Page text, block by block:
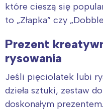
które cieszą się
to „Złapka” czy
Prezent
rysowania
Jeśli pięciolatek lubi
dzieła sztuki, zestaw
doskonałym